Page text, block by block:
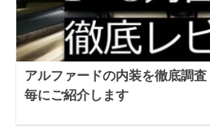
アルファードの内装を徹底調
毎にご紹介します